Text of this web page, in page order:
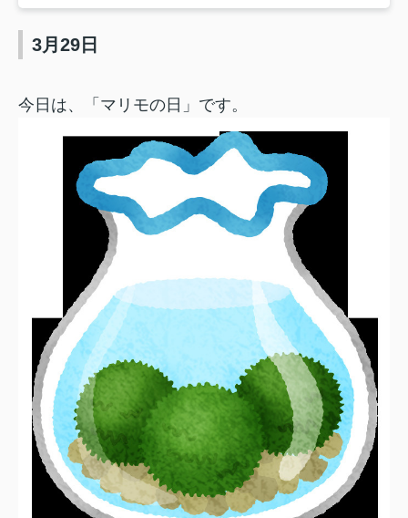
3月29日
今日は、「マリモの日」です。